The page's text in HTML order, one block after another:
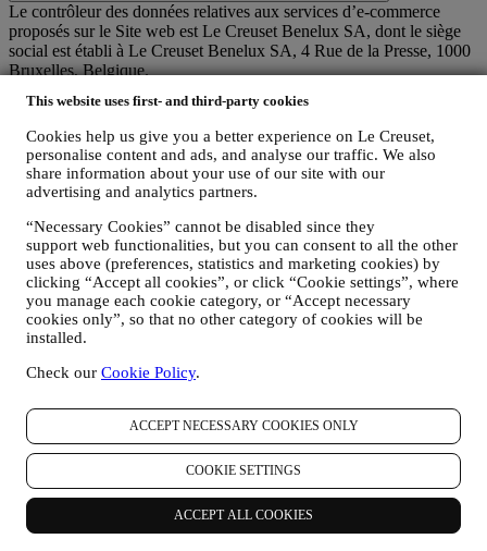
This website uses first- and third-party cookies
Cookies help us give you a better experience on Le Creuset,
personalise content and ads, and analyse our traffic. We also
share information about your use of our site with our
advertising and analytics partners.
“Necessary Cookies” cannot be disabled since they
support web functionalities, but you can consent to all the other
uses above (preferences, statistics and marketing cookies) by
clicking “Accept all cookies”, or click “Cookie settings”, where
you manage each cookie category, or “Accept necessary
cookies only”, so that no other category of cookies will be
installed.
Check our Cookie Policy.
ACCEPT NECESSARY COOKIES ONLY
COOKIE SETTINGS
ACCEPT ALL COOKIES
Le contrôleur des données relatives aux services d’e-commerce
proposés sur le Site web est Le Creuset Benelux SA, dont le siège
social est établi à Le Creuset Benelux SA, 4 Rue de la Presse, 1000
Bruxelles, Belgique.
notre part, vous ferez partie de la base de données des
consommateurs du groupe Le Creuset. Celle-ci est gérée
conjointement, par Le Creuset BENELUX et Group AG, dont le
siège social est situé à Neuhofstrasse 4, 6340 Baar, en Suisse. Son
représentant désigné dans l'UE est Le Creuset SL, numéro de TVA
08007 Barcelone, Espagne. L’accord de responsabilité conjointe
pourvoit (a) à Le Creuset Group AG la responsabilité de la stratégie
marketing globale et de l’expérience client personnalisée ; (b) aux
filiales locales Le Creuset le bénéfice et l’implantation de cette
stratégie, ainsi que la possibilité de développer des initiatives
marketing et communication de manière indépendante ; (c) à toutes
les parties le devoir de traiter de vos demandes concernant vos droits
sur vos données.
3. POURQUOI COLLECTONS-NOUS CES INFORMATIONS ?
Nous pouvons traiter vos données aux fins suivantes :
POUR RÉPONDRE À NOS OBLIGATIONS LÉGALES.
Nous pouvons être amenés à traiter certaines données vous
concernant afin de répondre à nos obligations légales, ainsi
qu’à d’autres obligations découlant d’instructions émises par
les pouvoirs publics.